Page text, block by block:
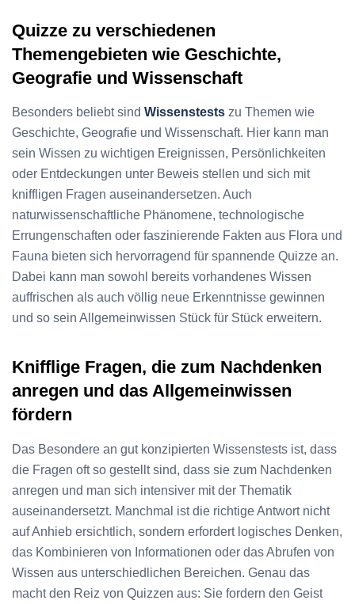
Quizze zu verschiedenen
Themengebieten wie Geschichte,
Geografie und Wissenschaft
Besonders beliebt sind Wissenstests zu Themen wie
Geschichte, Geografie und Wissenschaft. Hier kann man
sein Wissen zu wichtigen Ereignissen, Persönlichkeiten
oder Entdeckungen unter Beweis stellen und sich mit
kniffligen Fragen auseinandersetzen. Auch
naturwissenschaftliche Phänomene, technologische
Errungenschaften oder faszinierende Fakten aus Flora und
Fauna bieten sich hervorragend für spannende Quizze an.
Dabei kann man sowohl bereits vorhandenes Wissen
auffrischen als auch völlig neue Erkenntnisse gewinnen
und so sein Allgemeinwissen Stück für Stück erweitern.
Knifflige Fragen, die zum Nachdenken
anregen und das Allgemeinwissen
fördern
Das Besondere an gut konzipierten Wissenstests ist, dass
die Fragen oft so gestellt sind, dass sie zum Nachdenken
anregen und man sich intensiver mit der Thematik
auseinandersetzt. Manchmal ist die richtige Antwort nicht
auf Anhieb ersichtlich, sondern erfordert logisches Denken,
das Kombinieren von Informationen oder das Abrufen von
Wissen aus unterschiedlichen Bereichen. Genau das
macht den Reiz von Quizzen aus: Sie fordern den Geist